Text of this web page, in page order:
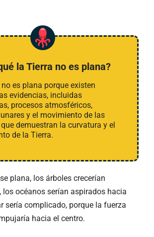
la Tierra no es plana?
no es plana porque existen
evidencias, incluidas
procesos atmosféricos,
y el movimiento de las
demuestran la curvatura y el
de la Tierra.
plana, los árboles crecerían
los océanos serían aspirados hacia
sería complicado, porque la fuerza
hacia el centro.